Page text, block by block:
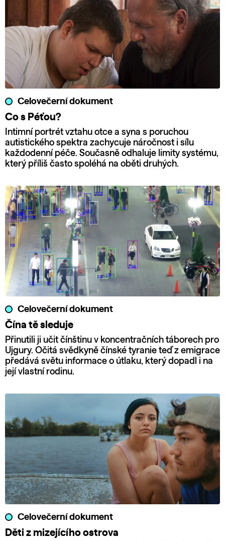
Celovečerní dokument
Co s Péťou?
Intimní portrét vztahu otce a syna s poruchou
autistického spektra zachycuje náročnost i sílu
každodenní péče. Současně odhaluje limity systému,
který příliš často spoléhá na oběti druhých.
Celovečerní dokument
Čína tě sleduje
Přinutili ji učit čínštinu v koncentračních táborech pro
Ujgury. Očitá svědkyně čínské tyranie teď z emigrace
předává světu informace o útlaku, který dopadl i na
její vlastní rodinu.
Celovečerní dokument
Děti z mizejícího ostrova